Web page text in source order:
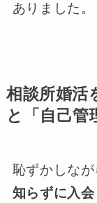
ありました。
相談所婚活
と「自己管
恥ずかしなが
知らずに入会